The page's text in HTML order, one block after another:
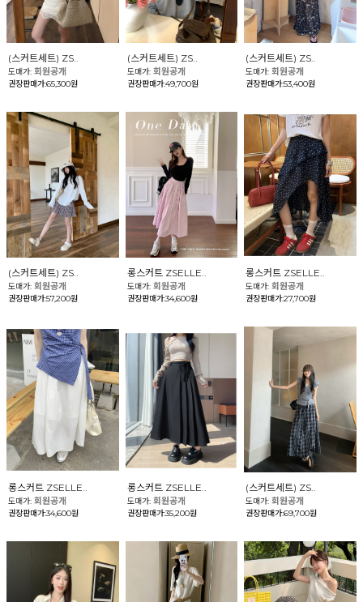
(스커트세트) ZS..
도매가: 회원공개
권장판매가:65,300원
(스커트세트) ZS..
도매가: 회원공개
권장판매가:49,700원
(스커트세트) ZS..
도매가:회원공개
권장판매가:53,400원
(스커트세트) ZS..
도매가: 회원공개
권장판매가:57,200원
롱스커트 ZSELLE..
도매가: 회원공개
권장판매가:34,600원
롱스커트 ZSELLE..
도매가:회원공개
권장판매가:27,700원
롱스커트 ZSELLE..
도매가: 회원공개
권장판매가:34,600원
롱스커트 ZSELLE..
도매가: 회원공개
권장판매가:35,200원
(스커트세트) ZS..
도매가:회원공개
권장판매가:69,700원